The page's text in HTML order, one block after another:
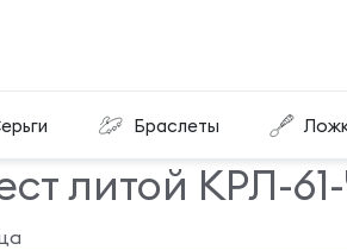
Браслеты
литой КРЛ-